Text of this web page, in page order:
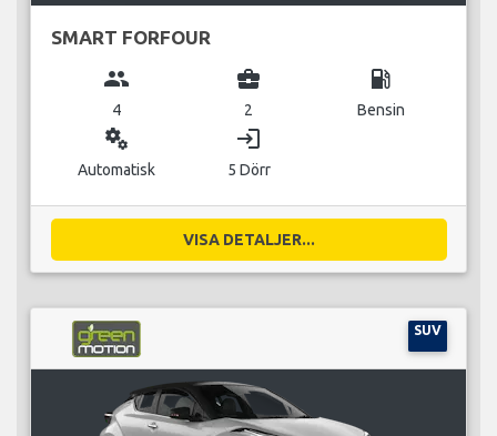
SMART FORFOUR
group
4
business_center
2
local_gas_station
Bensin
miscellaneous_services
Automatisk
login
5 Dörr
VISA DETALJER...
SUV